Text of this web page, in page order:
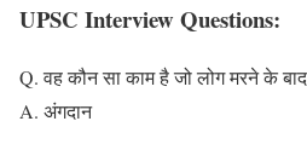
UPSC Interview Questions:
Q. वह कौन सा काम है जो लोग मरने के
A. अंगदान